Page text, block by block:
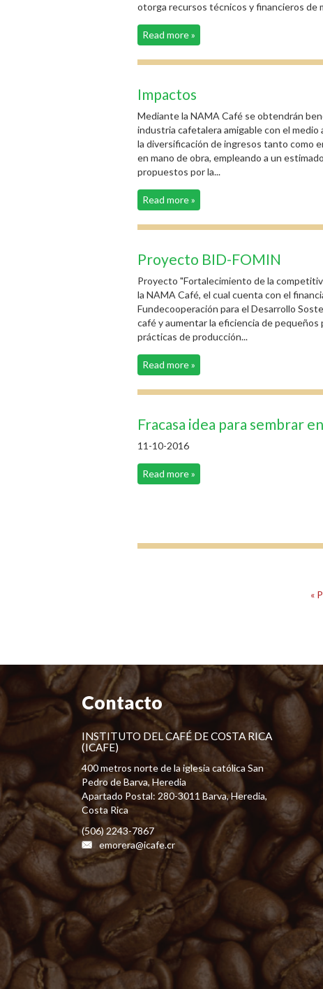
otorga recursos técnicos y financieros de
Read more »
Impactos
Mediante la NAMA Café se obtendrán
industria cafetalera amigable con el
la diversificación de ingresos tanto como
en mano de obra, empleando a un
propuestos por la...
Read more »
Proyecto BID-FOMIN
Proyecto "Fortalecimiento de la
la NAMA Café, el cual cuenta con el
Fundecooperación para el Desarrollo
café y aumentar la eficiencia de
prácticas de producción...
Read more »
Fracasa idea para sembrar
11-10-2016
Read more »
«
Contacto
INSTITUTO DEL CAFÉ DE COSTA RICA
(ICAFE)
400 metros norte de la iglesia católica San
Pedro de Barva, Heredia
Apartado Postal: 280-3011 Barva, Heredia,
Costa Rica
(506) 2243-7867
emorera@icafe.cr